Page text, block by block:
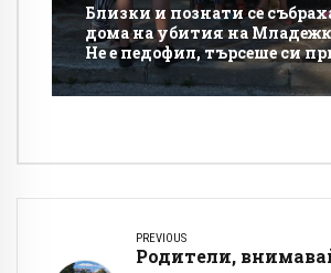
Близки и познати се
дома на убития на
Не е педофил, търсеше си
PREVIOUS
Родители,